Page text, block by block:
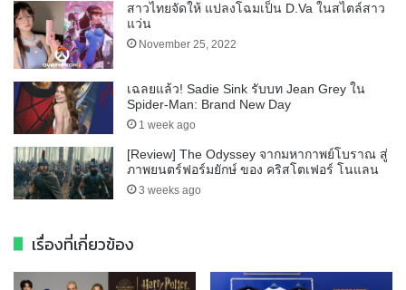
สาวไทยจัดให้ แปลงโฉมเป็น D.Va ในสไตล์สาว
แว่น
November 25, 2022
เฉลยแล้ว! Sadie Sink รับบท Jean Grey ใน
Spider-Man: Brand New Day
1 week ago
[Review] The Odyssey จากมหากาพย์โบราณ สู่
ภาพยนตร์ฟอร์มยักษ์ ของ คริสโตเฟอร์ โนแลน
3 weeks ago
เรื่องที่เกี่ยวข้อง